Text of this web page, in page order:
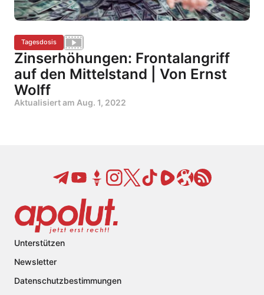
Tagesdosis
Zinserhöhungen: Frontalangriff
auf den Mittelstand | Von Ernst
Wolff
Aktualisiert am Aug. 1, 2022
Unterstützen
Newsletter
Datenschutzbestimmungen